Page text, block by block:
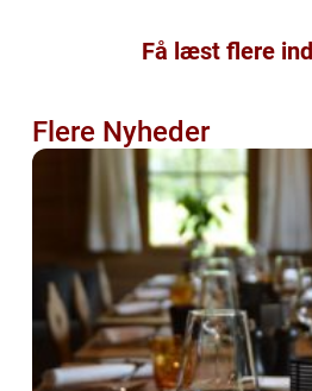
Få læst flere
Flere Nyheder